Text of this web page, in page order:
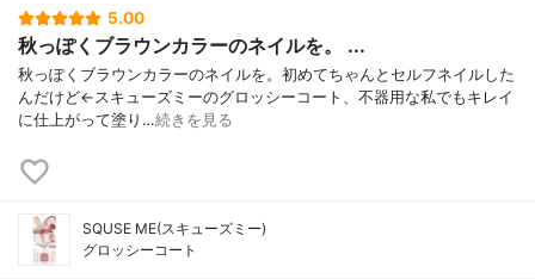
5.00
秋っぽくブラウンカラーのネイルを。 ...
秋っぽくブラウンカラーのネイルを。初めてちゃんとセルフネイルした
んだけど←スキューズミーのグロッシーコート、不器用な私でもキレイ
に仕上がって塗り…続きを見る
SQUSE ME(スキューズミー)
グロッシーコート